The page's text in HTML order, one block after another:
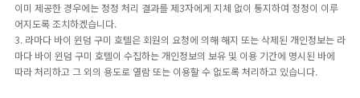
이미 제공한 경우에는 정정 처리 결과를 제3자에게 지체 없이 통지하여 정정이 이루
어지도록 조치하겠습니다.
3. 라마다 바이 윈덤 구미 호텔은 회원의 요청에 의해 해지 또는 삭제된 개인정보는 라
마다 바이 윈덤 구미 호텔이 수집하는 개인정보의 보유 및 이용 기간에 명시된 바에
따라 처리하고 그 외의 용도로 열람 또는 이용할 수 없도록 처리하고 있습니다.